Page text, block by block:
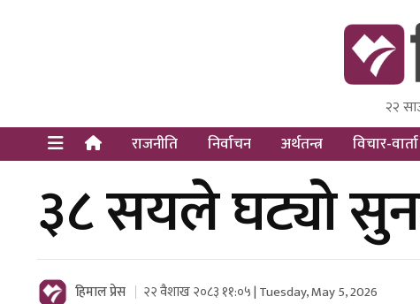
Himal Press
Dot २२
राजनीति निर्वाचन अर्थतन्त्र विचार-वार्ता
३८ सयले घट्यो
हिमाल प्रेस २२ वैशाख २०८३ ११:०५ | Tuesday, May 5, 2026